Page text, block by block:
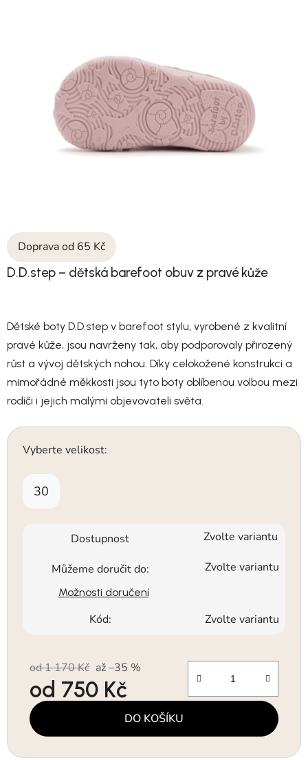
Doprava od 65 Kč
D.D.step – dětská barefoot obuv z pravé kůže
Dětské boty D.D.step v barefoot stylu, vyrobené z kvalitní
pravé kůže, jsou navrženy tak, aby podporovaly přirozený
růst a vývoj dětských nohou. Díky celokožené konstrukci a
mimořádné měkkosti jsou tyto boty oblíbenou volbou mezi
rodiči i jejich malými objevovateli světa.
Vyberte velikost:
30
Dostupnost Zvolte variantu
Můžeme doručit do: Zvolte variantu
Možnosti doručení
Kód: Zvolte variantu
od 1 170 Kč až –35 %
od 750 Kč
Měrná cena: DO KOŠÍKU